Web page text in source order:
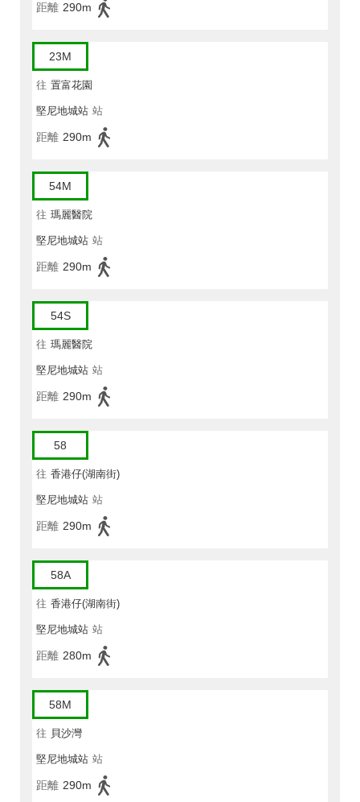
距離 290m
23M
往 置富花園
堅尼地城站 站
距離 290m
54M
往 瑪麗醫院
堅尼地城站 站
距離 290m
54S
往 瑪麗醫院
堅尼地城站 站
距離 290m
58
往 香港仔(湖南街)
堅尼地城站 站
距離 290m
58A
往 香港仔(湖南街)
堅尼地城站 站
距離 280m
58M
往 貝沙灣
堅尼地城站 站
距離 290m